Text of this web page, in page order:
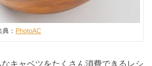
典： PhotoAC
キャベツをたくさん消費できるレシ